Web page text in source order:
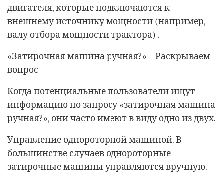
двигателя, которые подключаются к
внешнему источнику мощности (например,
валу отбора мощности трактора) .
«Затирочная машина ручная?» – Раскрываем
вопрос
Когда потенциальные пользователи ищут
информацию по запросу «затирочная машина
ручная?», они часто имеют в виду одно из двух.
Управление однороторной машиной. В
большинстве случаев однороторные
затирочные машины управляются вручную.